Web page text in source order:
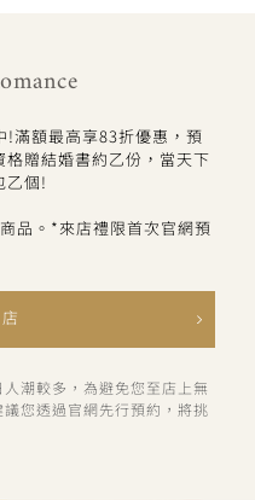
滿額最高享83折優惠，預
贈結婚書約乙份，當天下
乙個!
品。*來店禮限首次官網預
潮較多，為避免您至店上無
您透過官網先行預約，將挑